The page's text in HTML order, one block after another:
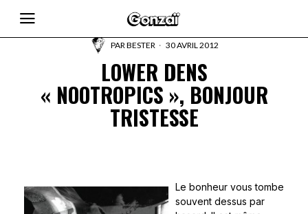
PARBESTER 30 AVRIL 2012
LOWER DENS
« NOOTROPICS », BONJOUR
TRISTESSE
Le bonheur vous tombe
souvent dessus par